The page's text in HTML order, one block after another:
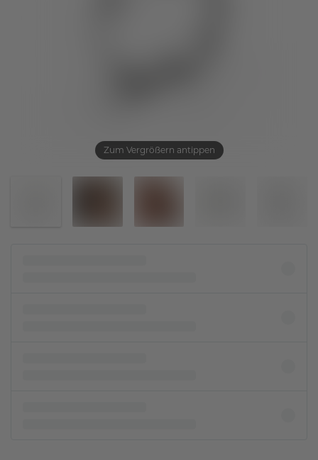
Zum Vergrößern antippen